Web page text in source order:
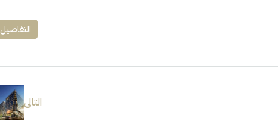
التفاصيل
التالى